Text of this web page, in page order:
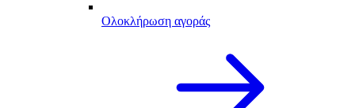
Ολοκλήρωση αγοράς